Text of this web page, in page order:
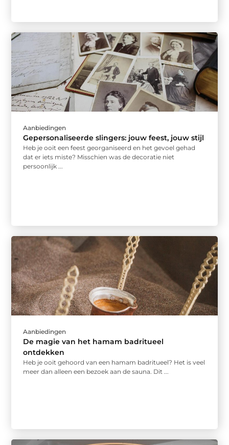
Aanbiedingen
Gepersonaliseerde slingers: jouw feest, jouw stijl
Heb je ooit een feest georganiseerd en het gevoel gehad
dat er iets miste? Misschien was de decoratie niet
persoonlijk ...
Aanbiedingen
De magie van het hamam badritueel
ontdekken
Heb je ooit gehoord van een hamam badritueel? Het is veel
meer dan alleen een bezoek aan de sauna. Dit ...